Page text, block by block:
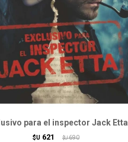
para el inspector Jack Etta
$U 621 $U 690